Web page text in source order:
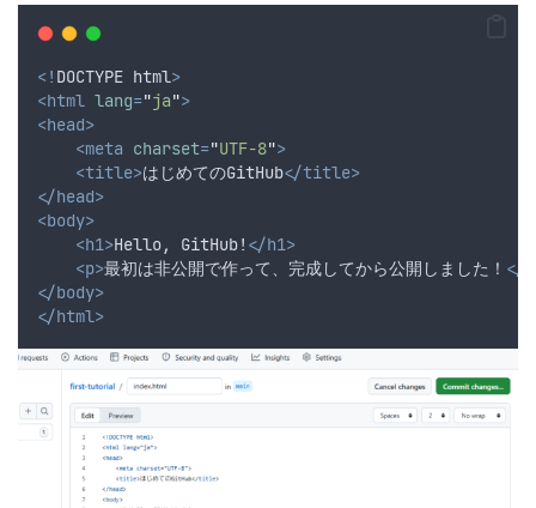
<! DOCTYPE html>
<html lang="ja">
<head>
<meta charset="UTF-8">
<title>はじめてのGitHub</title>
</head>
<body>
<h1>Hello, GitHub! </h1>
<p>最初は非公開で作って、完成してから公開しました！ </
</body>
</html>